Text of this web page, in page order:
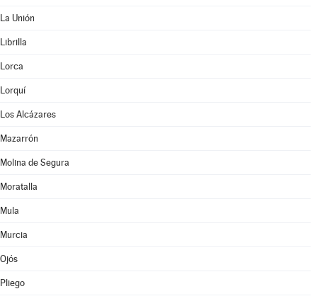
La Unión
Librilla
Lorca
Lorquí
Los Alcázares
Mazarrón
Molina de Segura
Moratalla
Mula
Murcia
Ojós
Pliego